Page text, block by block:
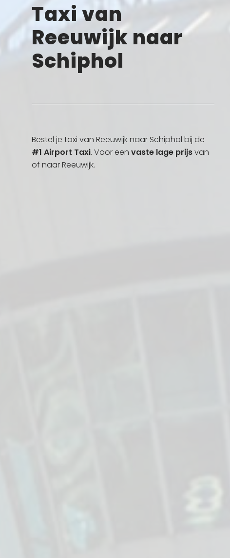
Taxi van
Reeuwijk naar
Schiphol
Bestel je taxi van Reeuwijk naar Schiphol bij de
#1 Airport Taxi. Voor een vaste lage prijsvan
of naar Reeuwijk.